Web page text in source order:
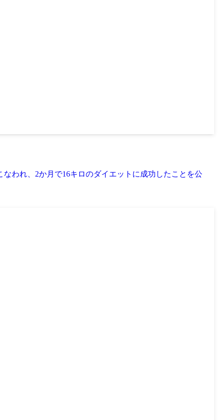
われ、2か月で16キロのダイエットに成功したことを公